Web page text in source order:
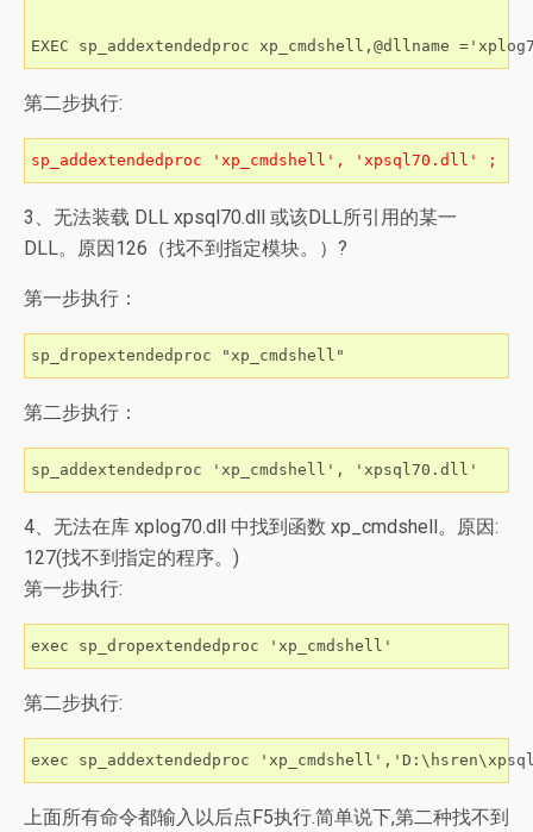
EXEC sp_addextendedproc xp_cmdshell,@dllname
第二步执行:
sp_addextendedproc 'xp_cmdshell', 'xpsql70.dll' ;
3、无法装载 DLL xpsql70.dll 或该DLL所引用的某一
DLL。原因126（找不到指定模块。）?
第一步执行：
sp_dropextendedproc "xp_cmdshell"
第二步执行：
sp_addextendedproc 'xp_cmdshell', 'xpsql70.dll'
4、无法在库 xplog70.dll 中找到函数 xp_cmdshell。原因:
127(找不到指定的程序。)
第一步执行:
exec sp_dropextendedproc 'xp_cmdshell'
第二步执行:
exec sp_addextendedproc
上面所有命令都输入以后点F5执行.简单说下,第二种找不到